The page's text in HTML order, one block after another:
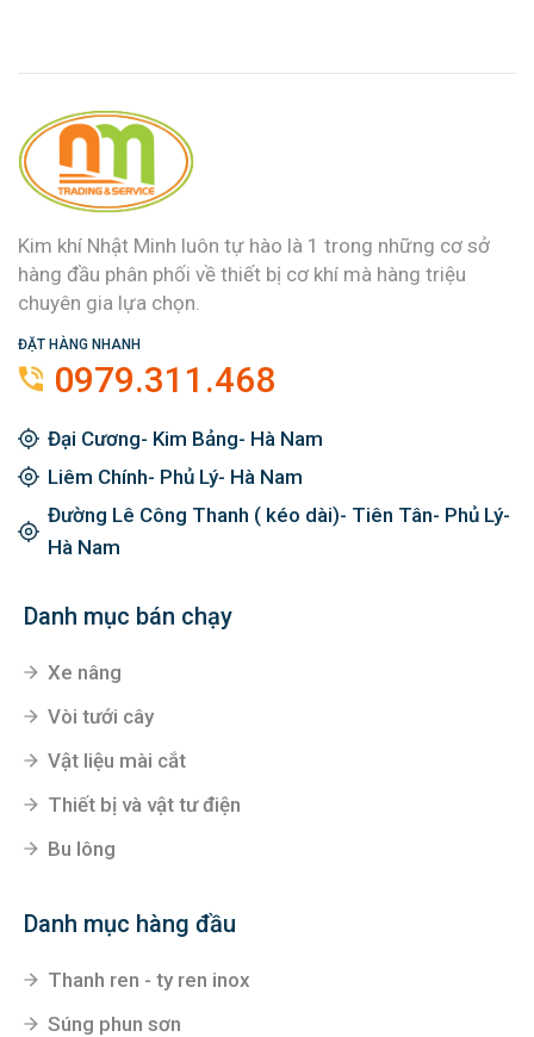
Kim khí Nhật Minh luôn tự hào là 1 trong những cơ sở
hàng đầu phân phối về thiết bị cơ khí mà hàng triệu
chuyên gia lựa chọn.
ĐẶT HÀNG NHANH
0979.311.468
Đại Cương- Kim Bảng- Hà Nam
Liêm Chính- Phủ Lý- Hà Nam
Đường Lê Công Thanh ( kéo dài)- Tiên Tân- Phủ Lý-
Hà Nam
Danh mục bán chạy
Xe nâng
Vòi tưới cây
Vật liệu mài cắt
Thiết bị và vật tư điện
Bu lông
Danh mục hàng đầu
Thanh ren - ty ren inox
Súng phun sơn